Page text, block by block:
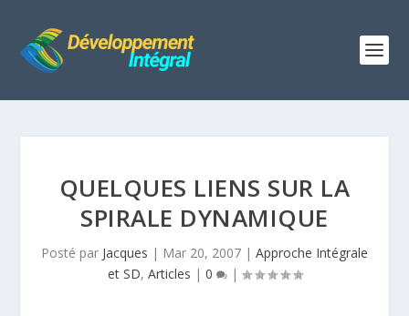
QUELQUES LIENS SUR LA
SPIRALE DYNAMIQUE
Posté par Jacques | Mar 20, 2007 | Approche Intégrale
et SD, Articles | 0 |